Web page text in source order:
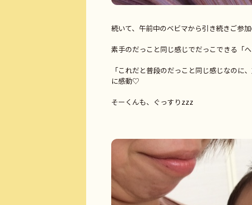
続いて、午前中のベビマから引き続きご参
素手のだっこと同じ感じでだっこできる「へ
「これだと普段のだっこと同じ感じなのに
に感動♡
そーくんも、ぐっすりzzz